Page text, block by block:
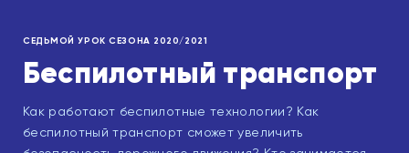
СЕДЬМОЙ УРОК СЕЗОНА 2020/2021
Беспилотный транспорт
Как работают беспилотные технологии? Как
беспилотный транспорт сможет увеличить